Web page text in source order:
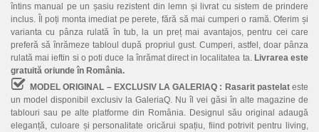
întins manual pe un șasiu rezistent din lemn și livrat cu sistem de prindere
inclus. Îl poți monta imediat pe perete, fără să mai cumperi o ramă. Oferim și
varianta cu pânza rulată în tub, la un preț mai avantajos, pentru cei care
preferă să înrămeze tabloul după propriul gust. Cumperi, astfel, doar pânza
rulată mai ieftin si o poti duce la înrămat direct in localitatea ta. Livrarea este
gratuită oriunde în România.
MODEL ORIGINAL – EXCLUSIV LA GALERIAQ : Rasarit pastelateste
un model disponibil exclusiv la GaleriaQ. Nu îl vei găsi în alte magazine de
tablouri sau pe alte platforme din România. Designul său original adaugă
eleganță, culoare și personalitate oricărui spațiu, fiind potrivit pentru living,